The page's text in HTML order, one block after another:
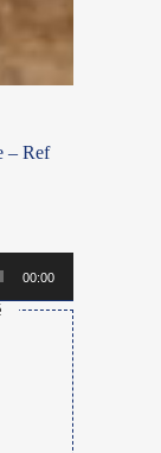
– Ref
00:00